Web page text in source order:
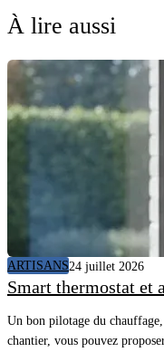
À lire aussi
ARTISANS24 juillet 2026
Smart thermostat et
Un bon pilotage du
chantier, vous pouvez